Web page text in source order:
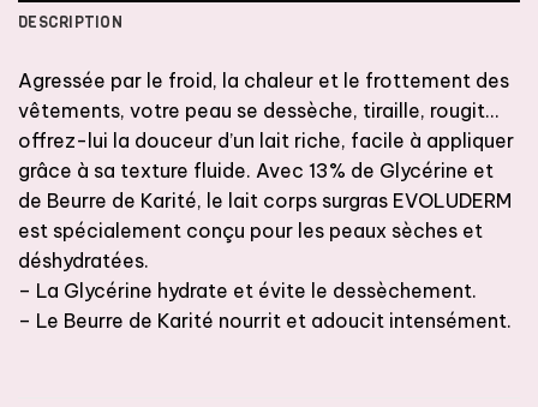
DESCRIPTION
Agressée par le froid, la chaleur et le frottement des
vêtements, votre peau se dessèche, tiraille, rougit…
offrez-lui la douceur d’un lait riche, facile à appliquer
grâce à sa texture fluide. Avec 13% de Glycérine et
de Beurre de Karité, le lait corps surgras EVOLUDERM
est spécialement conçu pour les peaux sèches et
déshydratées.
– La Glycérine hydrate et évite le dessèchement.
– Le Beurre de Karité nourrit et adoucit intensément.